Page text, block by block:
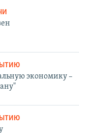
экономику –